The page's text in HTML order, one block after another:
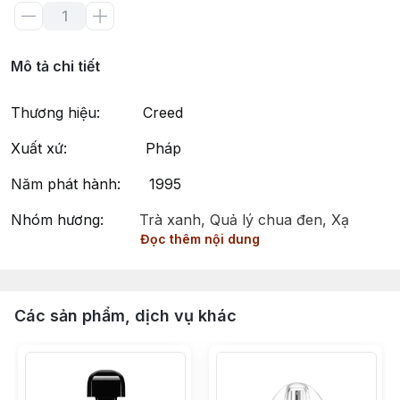
Mô tả chi tiết
Thương hiệu: Creed
Xuất xứ: Pháp
Năm phát hành: 1995
Nhóm hương: Trà xanh, Quả lý chua đen, Xạ
hương, Cam bergamot
Mát, Tự Nhiên và Sảng Khoái Dành Cho Cả Nam và Nữ
Đọc thêm nội dung
Các sản phẩm, dịch vụ khác